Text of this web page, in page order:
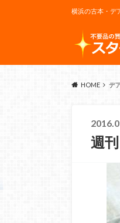
横浜の古本・デ
HOME デ
週